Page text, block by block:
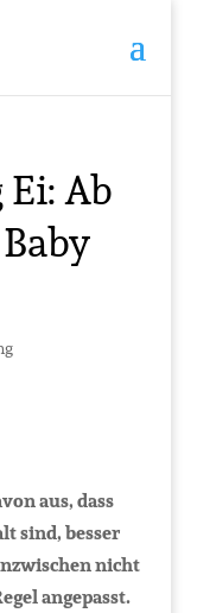
Ab
aus, dass
sind, besser
nicht
angepasst.